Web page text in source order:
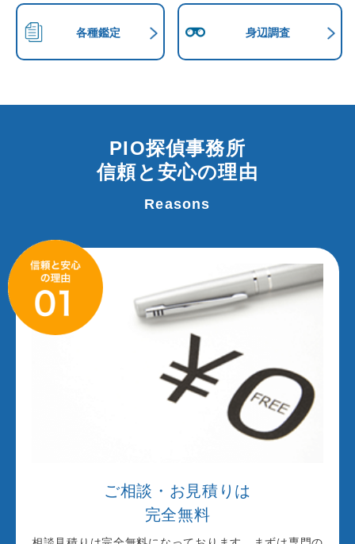
各種鑑定 身辺調査
PIO探偵事務所
信頼と安心の理由
ご相談・お見積りは
完全無料